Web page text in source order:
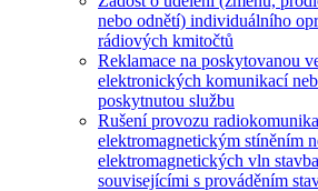
nebo odnětí) individuálního
rádiových kmitočtů
Reklamace na poskytovanou
elektronických komunikací
poskytnutou službu
Rušení provozu
elektromagnetickým stíněním
elektromagnetických vln
souvisejícími s prováděním